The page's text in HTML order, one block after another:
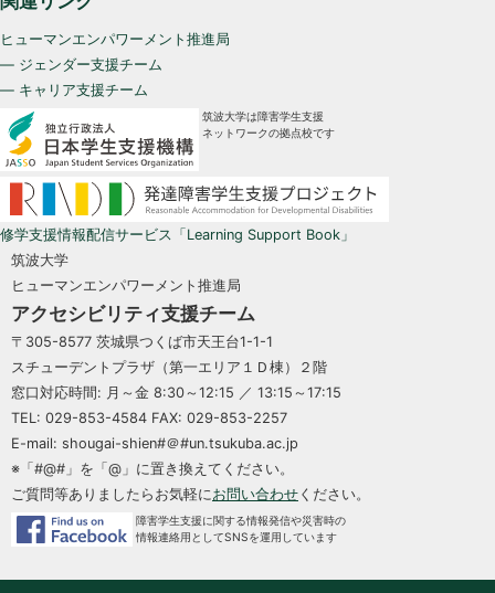
ヒューマンエンパワーメント推進局
— ジェンダー支援チーム
— キャリア支援チーム
筑波大学は障害学生支援
ネットワークの拠点校です
修学支援情報配信サービス「Learning Support Book」
筑波大学
ヒューマンエンパワーメント推進局
アクセシビリティ支援チーム
〒305-8577 茨城県つくば市天王台1-1-1
スチューデントプラザ（第一エリア１Ｄ棟）２階
窓口対応時間: 月～金 8:30～12:15 ／ 13:15～17:15
TEL: 029-853-4584 FAX: 029-853-2257
E-mail: shougai-shien#＠#un.tsukuba.ac.jp
※「#@#」を「@」に置き換えてください。
ご質問等ありましたらお気軽に お問い合わせ ください。
障害学生支援に関する情報発信や災害時の
情報連絡用としてSNSを運用しています